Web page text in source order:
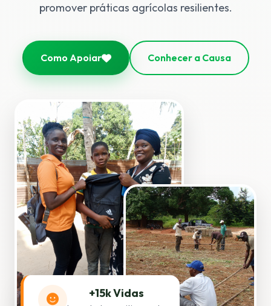
promover práticas agrícolas resilientes.
Como Apoiar Conhecer a Causa
+15k Vidas